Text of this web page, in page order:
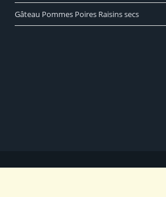
Gâteau Pommes Poires Raisins secs